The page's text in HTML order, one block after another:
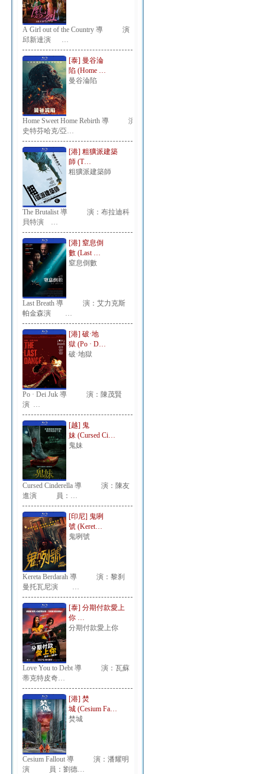
A Girl out of the Country 導 演：
邱新達演 …
[泰] 曼谷淪
陷 (Home …
曼谷淪陷
Home Sweet Home Rebirth 導 演：
史特芬哈克/亞…
[港] 粗獷派建築
師 (T…
粗獷派建築師
The Brutalist 導 演：布拉迪科
貝特演 …
[港] 窒息倒
數 (Last …
窒息倒數
Last Breath 導 演：艾力克斯
帕金森演 …
[港] 破·地
獄 (Po · D…
破·地獄
Po · Dei Juk 導 演：陳茂賢
演 …
[越] 鬼
妹 (Cursed Ci…
鬼妹
Cursed Cinderella 導 演：陳友
進演 員：…
[印尼] 鬼咧
號 (Keret…
鬼咧號
Kereta Berdarah 導 演：黎刹
曼托瓦尼演 …
[泰] 分期付款愛上
你 …
分期付款愛上你
Love You to Debt 導 演：瓦蘇
蒂克特皮奇…
[港] 焚
城 (Cesium Fa…
焚城
Cesium Fallout 導 演：潘耀明
演 員：劉德…